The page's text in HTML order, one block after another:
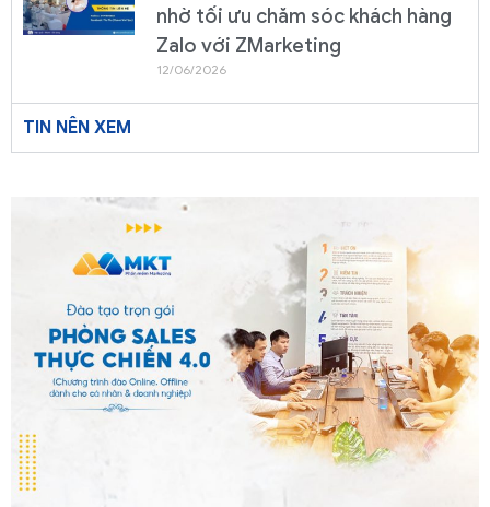
nhờ tối ưu chăm sóc khách hàng
Zalo với ZMarketing
12/06/2026
TIN NÊN XEM